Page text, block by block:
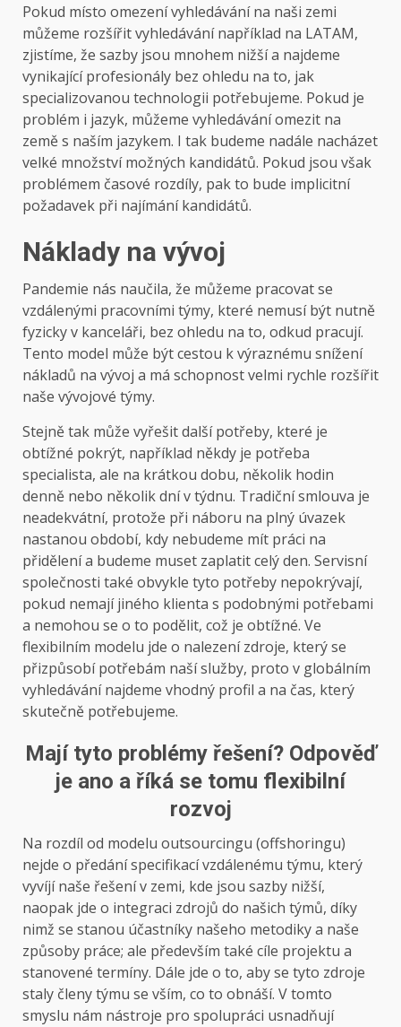
Pokud místo omezení vyhledávání na naši zemi
můžeme rozšířit vyhledávání například na LATAM,
zjistíme, že sazby jsou mnohem nižší a najdeme
vynikající profesionály bez ohledu na to, jak
specializovanou technologii potřebujeme. Pokud je
problém i jazyk, můžeme vyhledávání omezit na
země s naším jazykem. I tak budeme nadále nacházet
velké množství možných kandidátů. Pokud jsou však
problémem časové rozdíly, pak to bude implicitní
požadavek při najímání kandidátů.
Náklady na vývoj
Pandemie nás naučila, že můžeme pracovat se
vzdálenými pracovními týmy, které nemusí být nutně
fyzicky v kanceláři, bez ohledu na to, odkud pracují.
Tento model může být cestou k výraznému snížení
nákladů na vývoj a má schopnost velmi rychle rozšířit
naše vývojové týmy.
Stejně tak může vyřešit další potřeby, které je
obtížné pokrýt, například někdy je potřeba
specialista, ale na krátkou dobu, několik hodin
denně nebo několik dní v týdnu. Tradiční smlouva je
neadekvátní, protože při náboru na plný úvazek
nastanou období, kdy nebudeme mít práci na
přidělení a budeme muset zaplatit celý den. Servisní
společnosti také obvykle tyto potřeby nepokrývají,
pokud nemají jiného klienta s podobnými potřebami
a nemohou se o to podělit, což je obtížné. Ve
flexibilním modelu jde o nalezení zdroje, který se
přizpůsobí potřebám naší služby, proto v globálním
vyhledávání najdeme vhodný profil a na čas, který
skutečně potřebujeme.
Mají tyto problémy řešení? Odpověď
je ano a říká se tomu flexibilní
rozvoj
Na rozdíl od modelu outsourcingu (offshoringu)
nejde o předání specifikací vzdálenému týmu, který
vyvíjí naše řešení v zemi, kde jsou sazby nižší,
naopak jde o integraci zdrojů do našich týmů, díky
nimž se stanou účastníky našeho metodiky a naše
způsoby práce; ale především také cíle projektu a
stanovené termíny. Dále jde o to, aby se tyto zdroje
staly členy týmu se vším, co to obnáší. V tomto
smyslu nám nástroje pro spolupráci usnadňují